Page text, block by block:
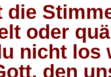
die
oder
nicht los
den